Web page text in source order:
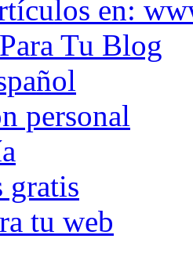
en:
Tu Blog
personal
gratis
tu web